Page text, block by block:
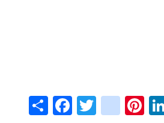
ShareFacebook
Twitter